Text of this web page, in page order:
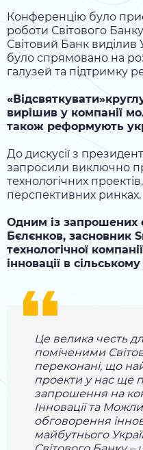
Конференцію було
роботи Світового
Світовий Банк виділив
було спрямовано на
галузей та підтримку
вирішив у компанії
також реформують
До дискусії з
запросили виключно
технологічних
перспективних ринках.
Одним із запрошених
Бєлєнков, засновник
технологічної
інновації в
Це велика честь
поміченими
переконані, що
проекти у нас ще
запрошення на
Інновації та
обговорення
майбутнього